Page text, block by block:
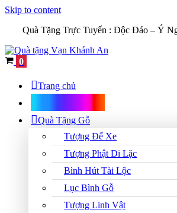
Skip to content
Quà Tặng Trực Tuyến : Độc Đáo – Ý
Cart
0
Trang chủ
Quà Tặng Gỗ
Tượng Để Xe
Tượng Phật Di Lặc
Bình Hút Tài Lộc
Lục Bình Gỗ
Tượng Linh Vật